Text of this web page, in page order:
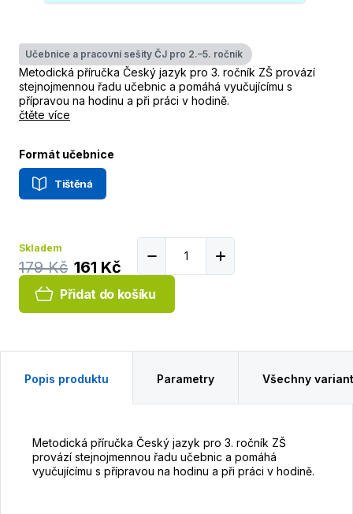
Učebnice a pracovní sešity ČJ pro 2.–5. ročník
Metodická příručka Český jazyk pro 3. ročník ZŠ provází
stejnojmennou řadu učebnic a pomáhá vyučujícímu s
přípravou na hodinu a při práci v hodině.
čtěte více
Formát učebnice
Tištěná
Skladem
179 Kč 161 Kč
Přidat do košíku
Popis produktu Parametry Všechny
Metodická příručka Český jazyk pro 3. ročník ZŠ
provází stejnojmennou řadu učebnic a pomáhá
vyučujícímu s přípravou na hodinu a při práci v hodině.